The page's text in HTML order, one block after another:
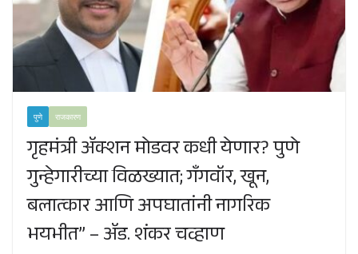
पुणे राजकारण
गृहमंत्री ॲक्शन मोडवर कधी येणार? पुणे
गुन्हेगारीच्या विळख्यात; गॅंगवॉर, खून,
बलात्कार आणि अपघातांनी नागरिक
भयभीत” – ॲड. शंकर चव्हाण